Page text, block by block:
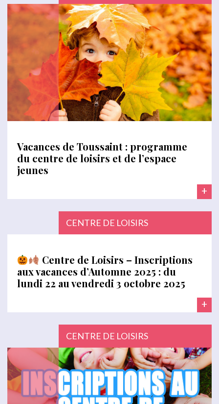
Vacances de Toussaint : programme
du centre de loisirs et de l’espace
jeunes
+
CENTRE DE LOISIRS
Centre de Loisirs – Inscriptions
aux vacances d’Automne 2025 : du
lundi 22 au vendredi 3 octobre 2025
+
CENTRE DE LOISIRS